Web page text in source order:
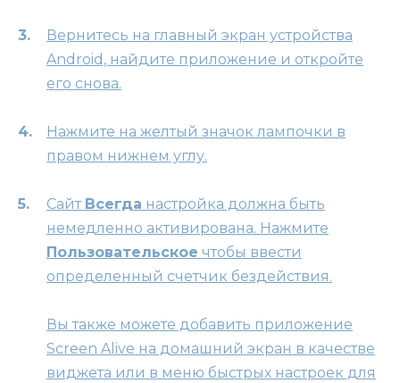
Вернитесь на главный экран устройства
Android, найдите приложение и откройте
его снова.
Нажмите на желтый значок лампочки в
правом нижнем углу.
Сайт Всегда настройка должна быть
немедленно активирована. Нажмите
Пользовательское чтобы ввести
определенный счетчик бездействия.
Вы также можете добавить приложение
Screen Alive на домашний экран в качестве
виджета или в меню быстрых настроек для